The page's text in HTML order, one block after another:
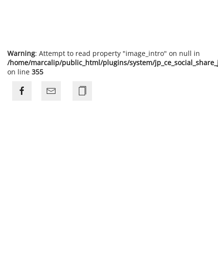
Warning: Attempt to read property "image_intro" on null in
/home/marcalip/public_html/plugins/system/
on line 355